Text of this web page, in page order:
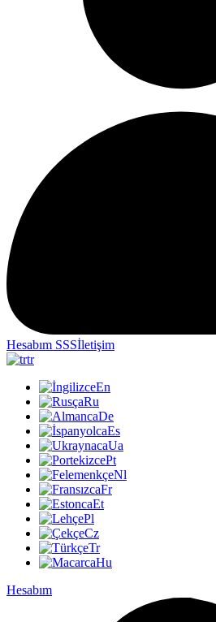
Hesabım SSSİletişim
tr
En
Ru
De
Es
Ua
Pt
Nl
Fr
Et
Pl
Cz
Tr
Hu
Hesabım